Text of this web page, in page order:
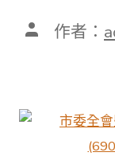
文 作者：